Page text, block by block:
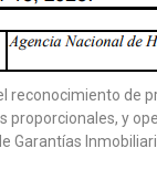
reconocimiento de
y
Garantías